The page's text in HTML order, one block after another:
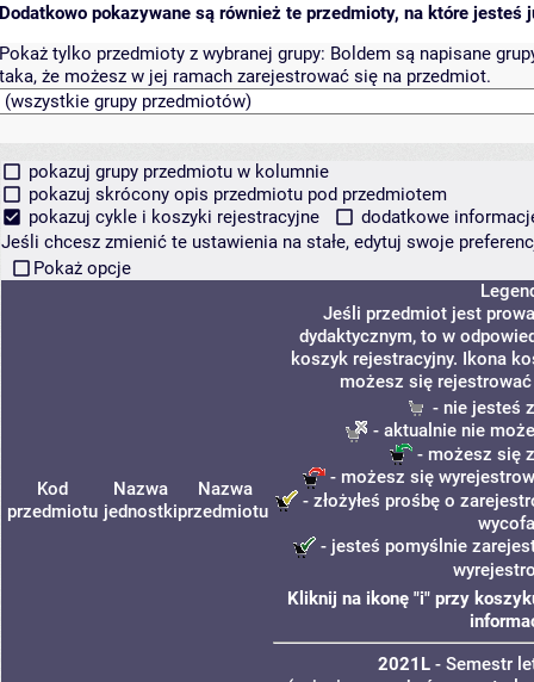
Dodatkowo pokazywane są również te przedmioty, na które jesteś
Pokaż tylko przedmioty z wybranej grupy: Boldem są napisane
taka, że możesz w jej ramach zarejestrować się na przedmiot.
pokazuj grupy przedmiotu w kolumnie
pokazuj skrócony opis przedmiotu pod przedmiotem
pokazuj cykle i koszyki rejestracyjne
dodatkowe
Jeśli chcesz zmienić te ustawienia na stałe, edytuj swoje
Pokaż opcje
Kod
przedmiotu
Nazwa
jednostki
Nazwa
przedmiotu
Jeśli przedmiot jest
dydaktycznym, to w
koszyk rejestracyjny. Ikona
możesz się
- nie jesteś
- aktualnie nie
- możesz się
- możesz się
- złożyłeś prośbę o
- jesteś pomyślnie
Kliknij na ikonę "i" przy
2021L - Semestr